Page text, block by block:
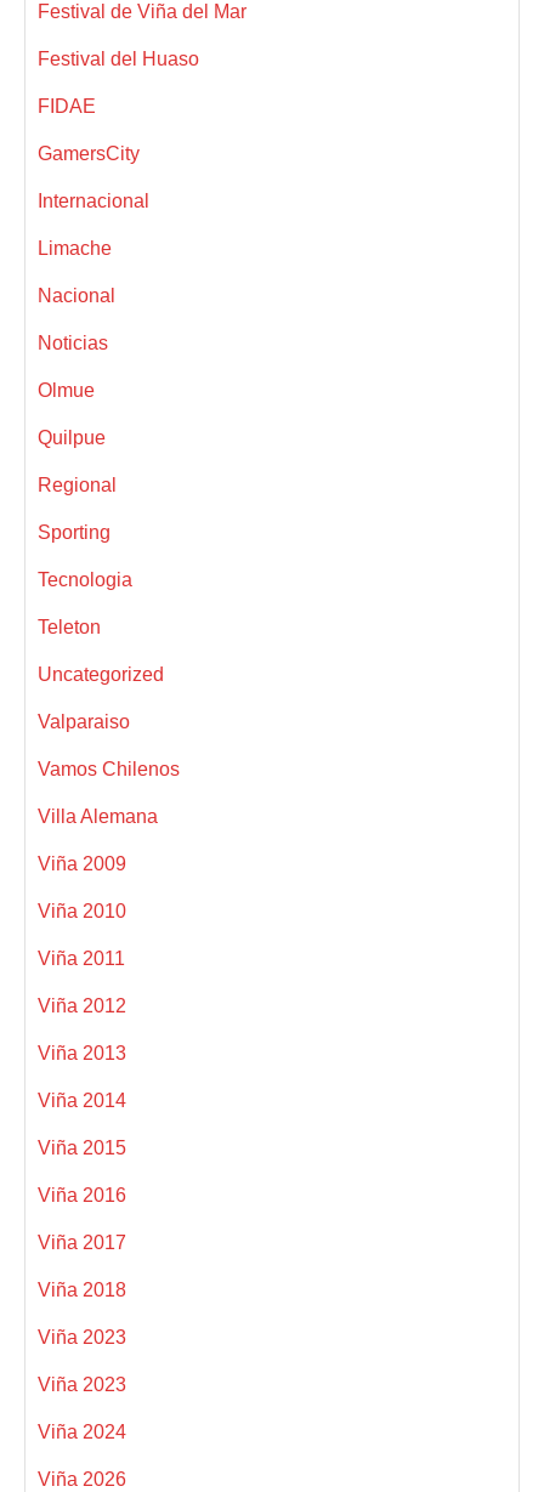
Festival de Viña del Mar
Festival del Huaso
FIDAE
GamersCity
Internacional
Limache
Nacional
Noticias
Olmue
Quilpue
Regional
Sporting
Tecnologia
Teleton
Uncategorized
Valparaiso
Vamos Chilenos
Villa Alemana
Viña 2009
Viña 2010
Viña 2011
Viña 2012
Viña 2013
Viña 2014
Viña 2015
Viña 2016
Viña 2017
Viña 2018
Viña 2023
Viña 2023
Viña 2024
Viña 2026